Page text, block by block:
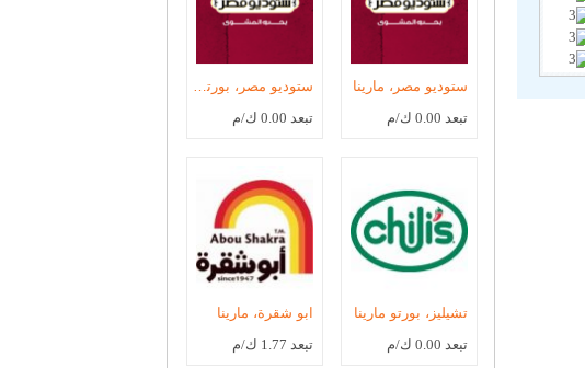
ستوديو مصر، مارينا
تبعد 0.00 ك/م تبعد 0.00 ك/م
تشيليز، بورتو مارينا
تبعد 0.00 ك/م
ابو شقرة، مارينا
تبعد 1.77 ك/م